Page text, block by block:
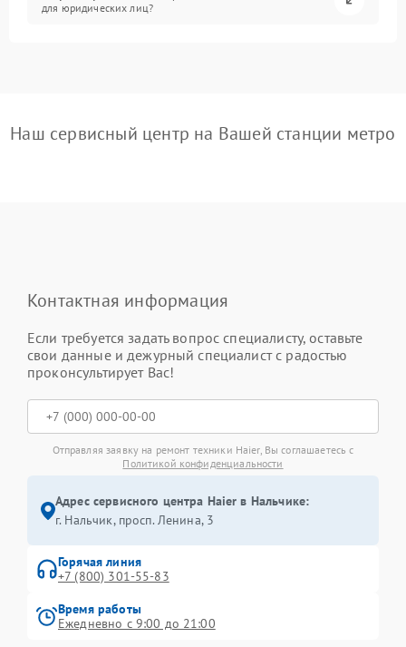
для юридических лиц?
Наш сервисный центр на Вашей станции метро
Контактная информация
Если требуется задать вопрос специалисту, оставьте
свои данные и дежурный специалист с радостью
проконсультирует Вас!
Отправляя заявку на ремонт техники Haier, Вы соглашаетесь с
Политикой конфиденциальности
Адрес сервисного центра Haier в Нальчике:
г. Нальчик, просп. Ленина, 3
Горячая линия
+7 (800) 301-55-83
Время работы
Ежедневно с 9:00 до 21:00